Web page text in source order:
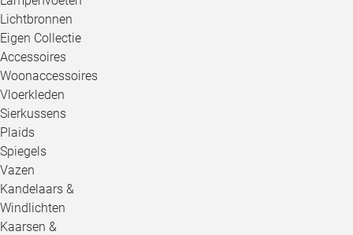
Lichtbronnen
Eigen Collectie
Accessoires
Woonaccessoires
Vloerkleden
Sierkussens
Plaids
Spiegels
Vazen
Kandelaars &
Windlichten
Kaarsen &